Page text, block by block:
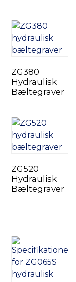
ZG380
Hydraulisk
Bæltegraver
ZG520
Hydraulisk
Bæltegraver